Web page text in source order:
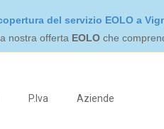
del servizio EOLO a
nostra offerta EOLO che
P.Iva Aziende